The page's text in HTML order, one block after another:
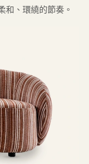
和、環繞的節奏。